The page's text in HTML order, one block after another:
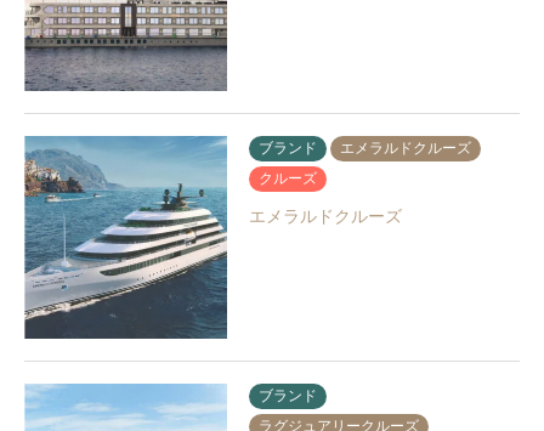
ブランド
エメラルドクルーズ
クルーズ
エメラルドクルーズ
ブランド
ラグジュアリークルーズ